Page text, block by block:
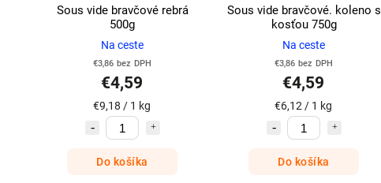
Sous vide bravčové rebrá
500g
Na ceste
€3,86 bez DPH
€4,59
€9,18 / 1 kg
Do košíka
Sous vide bravčové. koleno s
kosťou 750g
Na ceste
€3,86 bez DPH
€4,59
€6,12 / 1 kg
Do košíka